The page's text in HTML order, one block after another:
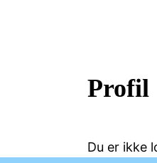
Profil
Du er ikke